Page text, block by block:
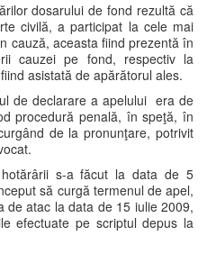
dosarului de fond rezultă că
civilă, a participat la cele mai
cauză, aceasta fiind prezentă în
cauzei pe fond, respectiv la
asistată de apărătorul ales.
de declarare a apelului era de
procedură penală, în speţă, în
de la pronunţare, potrivit
s-a făcut la data de 5
să curgă termenul de apel,
atac la data de 15 iulie 2009,
efectuate pe scriptul depus la